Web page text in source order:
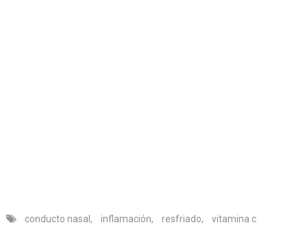
conducto nasal , inflamación, resfriado, vitamina c